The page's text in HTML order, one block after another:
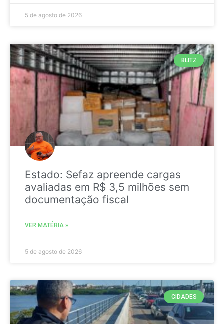
5 de agosto de 2026
BLITZ
Estado: Sefaz apreende cargas
avaliadas em R$ 3,5 milhões sem
documentação fiscal
VER MATÉRIA »
5 de agosto de 2026
CIDADES